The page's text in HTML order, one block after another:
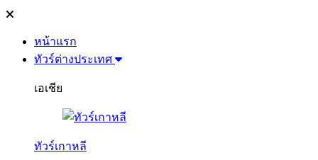
หน้าแรก
ทัวร์ต่างประเทศ
เอเชีย
ทัวร์เกาหลี